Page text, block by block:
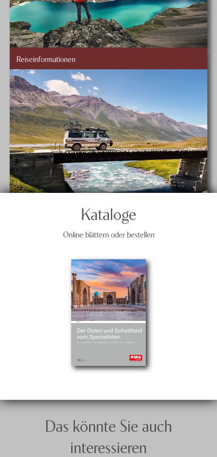
Reiseinformationen
Kataloge
Online blättern oder bestellen
Das könnte Sie auch
interessieren